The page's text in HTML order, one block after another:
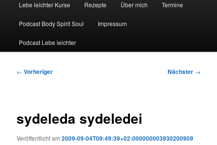
Lebe leichter Kurse Rezepte Über mich Termine
Podcast Body Spirit Soul Impressum
Podcast Lebe leichter
Beitragsnavigation
← Vorheriger Nächster →
sydeleda sydeledei
Veröffentlicht am2009-09-04T09:49:39+02:000000003930200909